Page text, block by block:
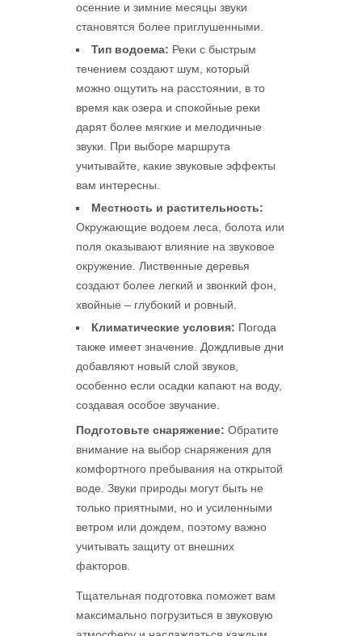
осенние и зимние месяцы звуки
становятся более приглушенными.
Тип водоема: Реки с быстрым
течением создают шум, который
можно ощутить на расстоянии, в то
время как озера и спокойные реки
дарят более мягкие и мелодичные
звуки. При выборе маршрута
учитывайте, какие звуковые эффекты
вам интересны.
Местность и растительность:
Окружающие водоем леса, болота или
поля оказывают влияние на звуковое
окружение. Лиственные деревья
создают более легкий и звонкий фон,
хвойные – глубокий и ровный.
Климатические условия: Погода
также имеет значение. Дождливые дни
добавляют новый слой звуков,
особенно если осадки капают на воду,
создавая особое звучание.
Подготовьте снаряжение: Обратите
внимание на выбор снаряжения для
комфортного пребывания на открытой
воде. Звуки природы могут быть не
только приятными, но и усиленными
ветром или дождем, поэтому важно
учитывать защиту от внешних
факторов.
Тщательная подготовка поможет вам
максимально погрузиться в звуковую